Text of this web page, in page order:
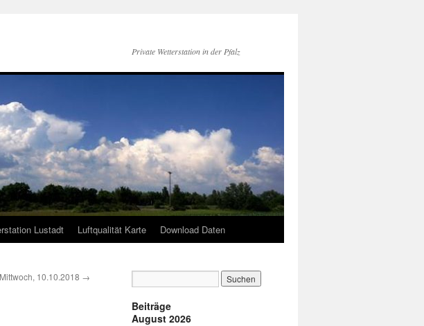
Private Wetterstation in der Pfalz
Lustadt Luftqualität Karte Download Daten
10.10.2018 →
Beiträge
August 2026